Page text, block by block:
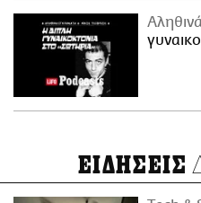
ΕΙΔΗΣΕΙΣ